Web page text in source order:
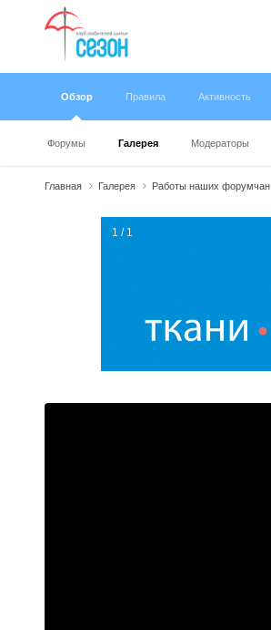
Обзор
Форумы Галерея Модераторы
Правила Активность
Главная Галерея Работы наших форумчан
1 / 1